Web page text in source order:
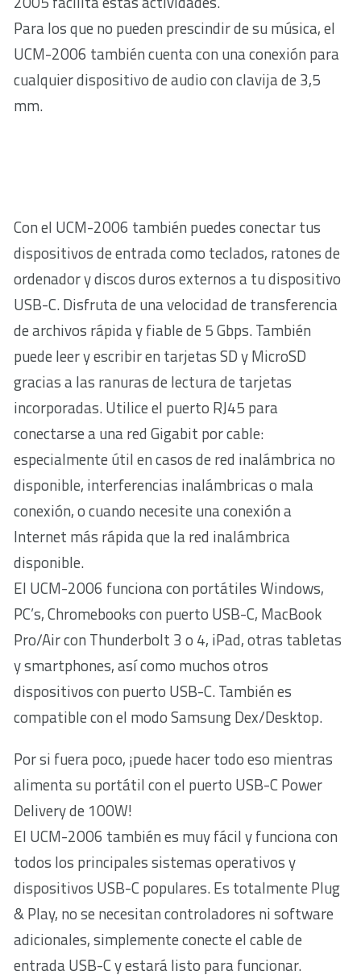
Para los que no pueden prescindir de su música, el
UCM-2006 también cuenta con una conexión para
cualquier dispositivo de audio con clavija de 3,5
mm.
Con el UCM-2006 también puedes conectar tus
dispositivos de entrada como teclados, ratones de
ordenador y discos duros externos a tu dispositivo
USB-C. Disfruta de una velocidad de transferencia
de archivos rápida y fiable de 5 Gbps. También
puede leer y escribir en tarjetas SD y MicroSD
gracias a las ranuras de lectura de tarjetas
incorporadas. Utilice el puerto RJ45 para
conectarse a una red Gigabit por cable:
especialmente útil en casos de red inalámbrica no
disponible, interferencias inalámbricas o mala
conexión, o cuando necesite una conexión a
Internet más rápida que la red inalámbrica
disponible.
El UCM-2006 funciona con portátiles Windows,
PC’s, Chromebooks con puerto USB-C, MacBook
Pro/Air con Thunderbolt 3 o 4, iPad, otras tabletas
y smartphones, así como muchos otros
dispositivos con puerto USB-C. También es
compatible con el modo Samsung Dex/Desktop.
Por si fuera poco, ¡puede hacer todo eso mientras
alimenta su portátil con el puerto USB-C Power
Delivery de 100W!
El UCM-2006 también es muy fácil y funciona con
todos los principales sistemas operativos y
dispositivos USB-C populares. Es totalmente Plug
& Play, no se necesitan controladores ni software
adicionales, simplemente conecte el cable de
entrada USB-C y estará listo para funcionar.